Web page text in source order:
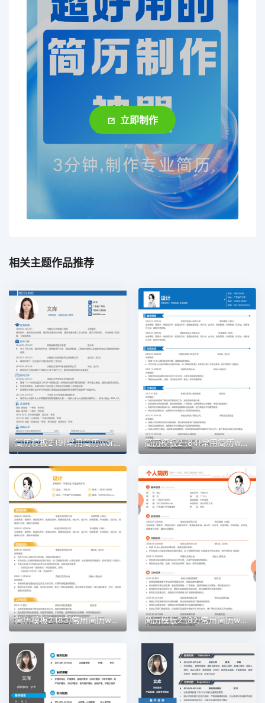
立即制作
相关主题作品推荐
简历模板2 (9)常用简历word模板 简历模板2 (84)常用简历word模板
简历模板2 (83)常用简历word模板 简历模板2 (82)常用简历word模板